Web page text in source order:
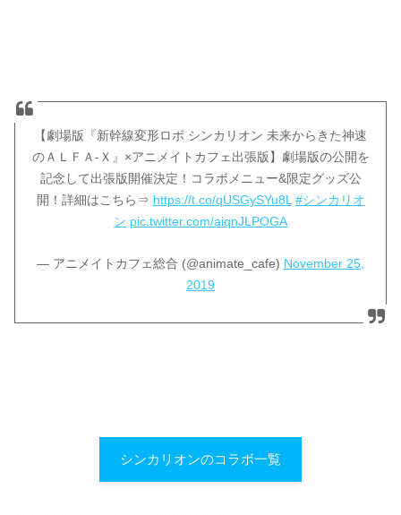
【劇場版『新幹線変形ロボ シンカリオン 未来からきた神速
のＡＬＦＡ-Ｘ』×アニメイトカフェ出張版】劇場版の公開を
記念して出張版開催決定！コラボメニュー&限定グッズ公
開！詳細はこちら⇒ https://t.co/qUSGySYu8L #シンカリオ
ン pic.twitter.com/aiqnJLPOGA
— アニメイトカフェ総合 (@animate_cafe) November 25,
2019
シンカリオンのコラボ一覧